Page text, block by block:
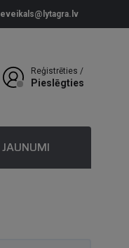
eveikals@lytagra.lv
Reģistrēties /
Pieslēgties
JAUNUMI